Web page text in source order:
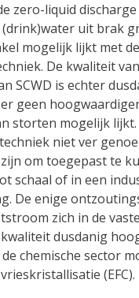
zero-liquid discharge
uit brak
mogelijk lijkt met de
De kwaliteit
SCWD is echter
geen
storten mogelijk lijkt.
niet ver
om toegepast te
schaal of in een
De enige
zich in de
dusdanig
chemische sector
(EFC).